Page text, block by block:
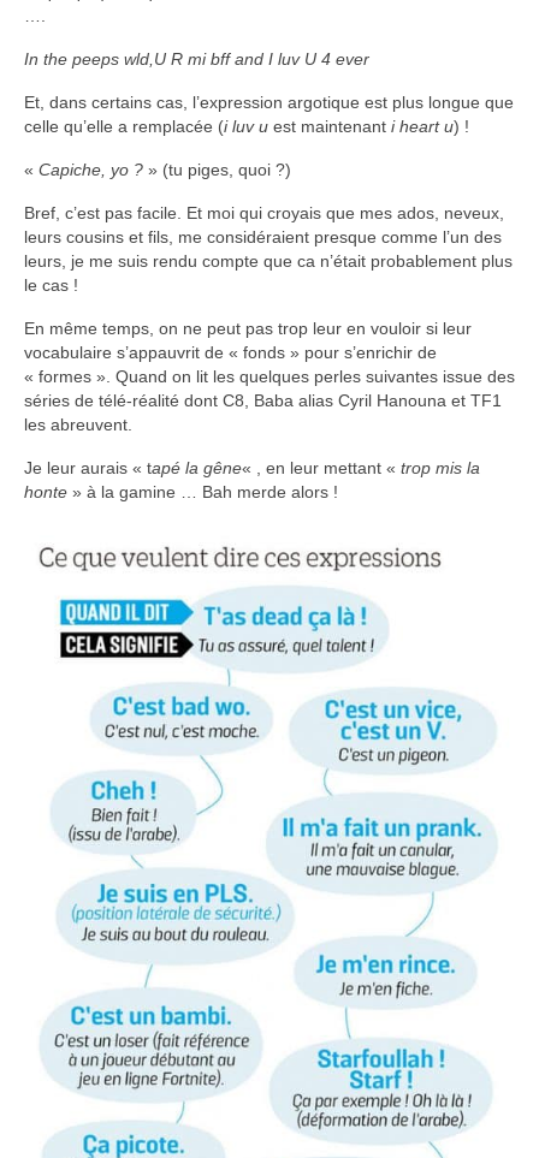
In the peeps wld,U R mi bff and I luv U 4 ever
Et, dans certains cas, l’expression argotique est plus longue que
celle qu’elle a remplacée (i luv u est maintenant i heart u) !
« Capiche, yo ? » (tu piges, quoi ?)
Bref, c’est pas facile. Et moi qui croyais que mes ados, neveux,
leurs cousins et fils, me considéraient presque comme l’un des
leurs, je me suis rendu compte que ca n’était probablement plus
le cas !
En même temps, on ne peut pas trop leur en vouloir si leur
vocabulaire s’appauvrit de « fonds » pour s’enrichir de
« formes ». Quand on lit les quelques perles suivantes issue des
séries de télé-réalité dont C8, Baba alias Cyril Hanouna et TF1
les abreuvent.
Je leur aurais « tapé la gêne« , en leur mettant « trop mis la
honte » à la gamine … Bah merde alors !